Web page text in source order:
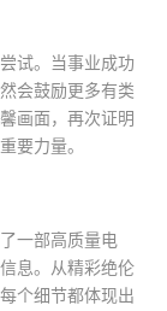
试。当事业成功
会鼓励更多有类
画面，再次证明
要力量。
一部高质量电
息。从精彩绝伦
个细节都体现出